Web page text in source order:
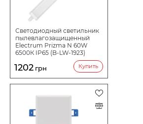
Светодиодный светильник
пылевлагозащищенный
Electrum Prizma N 60W
6500К IP65 (B-LW-1923)
1202 грн Купить